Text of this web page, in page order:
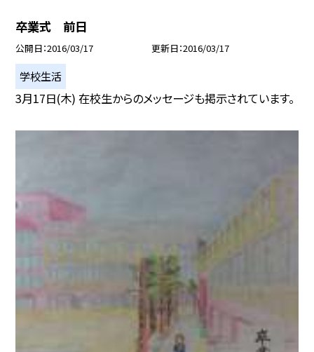
卒業式 前日
公開日 2016/03/17 更新日 2016/03/17
学校生活
3月17日(木) 在校生からのメッセージも掲示されています。